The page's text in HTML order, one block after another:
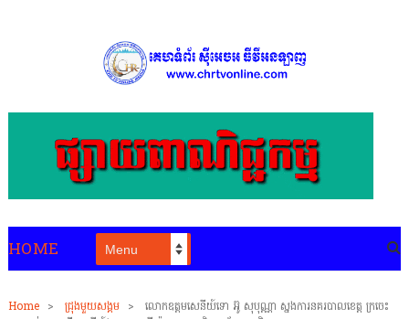
HOME
Home > ជ្រុងមួយសង្គម >
លោកឧត្តមសេនីយ៍ទោ អ៊ូ សុបុណ្ណា ស្នងការនគរបាលខេត្ត ក្រចេះ